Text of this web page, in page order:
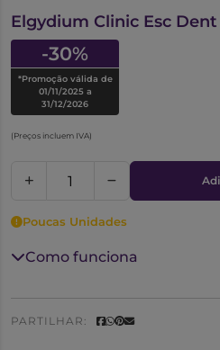
Elgydium Clinic Esc
-30%
*Promoção válida de
01/11/2025 a
31/12/2026
(Preços incluem IVA)
Poucas Unidades
Como funciona
PARTILHAR: